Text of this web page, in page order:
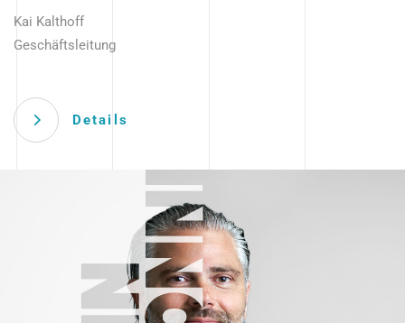
Kai Kalthoff
Geschäftsleitung
Details